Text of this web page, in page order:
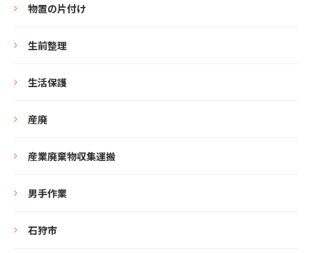
物置の片付け
生前整理
生活保護
産廃
産業廃棄物収集運搬
男手作業
石狩市